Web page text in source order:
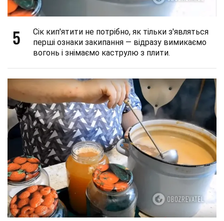
5
Сік кип'ятити не потрібно, як тільки з'являться
перші ознаки закипання — відразу вимикаємо
вогонь і знімаємо каструлю з плити.